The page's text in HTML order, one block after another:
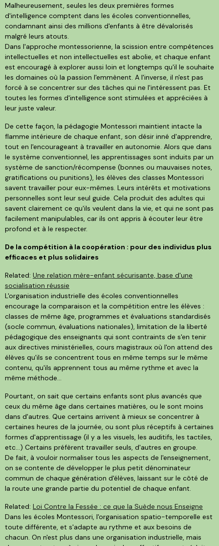
Malheureusement, seules les deux premières formes
d'intelligence comptent dans les écoles conventionnelles,
condamnant ainsi des millions d'enfants à être dévalorisés
malgré leurs atouts.
Dans l'approche montessorienne, la scission entre compétences
intellectuelles et non intellectuelles est abolie, et chaque enfant
est encouragé à explorer aussi loin et longtemps qu'il le souhaite
les domaines où la passion l'emmènent. A l'inverse, il n'est pas
forcé à se concentrer sur des tâches qui ne l'intéressent pas. Et
toutes les formes d'intelligence sont stimulées et appréciées à
leur juste valeur.
De cette façon, la pédagogie Montessori maintient intacte la
flamme intérieure de chaque enfant, son désir inné d'apprendre,
tout en l'encourageant à travailler en autonomie. Alors que dans
le système conventionnel, les apprentissages sont induits par un
système de sanction/récompense (bonnes ou mauvaises notes,
gratifications ou punitions), les élèves des classes Montessori
savent travailler pour eux-mêmes. Leurs intérêts et motivations
personnelles sont leur seul guide. Cela produit des adultes qui
savent clairement ce qu'ils veulent dans la vie, et qui ne sont pas
facilement manipulables, car ils ont appris à écouter leur être
profond et à le respecter.
De la compétition à la coopération : pour des individus plus
efficaces et plus solidaires
Related: Une relation mère-enfant sécurisante, base d'une
socialisation réussie
L'organisation industrielle des écoles conventionnelles
encourage la comparaison et la compétition entre les élèves :
classes de même âge, programmes et évaluations standardisés
(socle commun, évaluations nationales), limitation de la liberté
pédagogique des enseignants qui sont contraints de s'en tenir
aux directives ministérielles, cours magistraux où l'on attend des
élèves qu'ils se concentrent tous en même temps sur le même
contenu, qu'ils apprennent tous au même rythme et avec la
même méthode…
Pourtant, on sait que certains enfants sont plus avancés que
ceux du même âge dans certaines matières, ou le sont moins
dans d'autres. Que certains arrivent à mieux se concentrer à
certaines heures de la journée, ou sont plus réceptifs à certaines
formes d'apprentissage (il y a les visuels, les auditifs, les tactiles,
etc…) Certains préfèrent travailler seuls, d'autres en groupe.
De fait, à vouloir normaliser tous les aspects de l'enseignement,
on se contente de développer le plus petit dénominateur
commun de chaque génération d'élèves, laissant sur le côté de
la route une grande partie du potentiel de chaque enfant.
Related: Loi Contre la Fessée : ce que la Suède nous Enseigne
Dans les écoles Montessori, l'organisation spatio-temporelle est
toute différente, et s'adapte au rythme et aux besoins de
chacun. On n'est plus dans une organisation industrielle, mais